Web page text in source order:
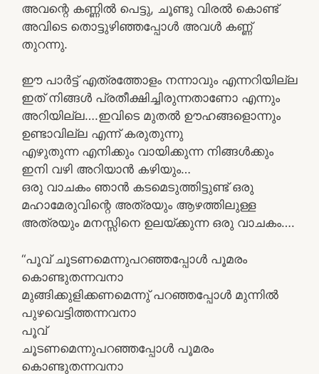
അവന്റെ കണ്ണിൽ പെട്ടു, ചൂണ്ടു വിരൽ കൊണ്ട്
അവിടെ തൊട്ടുഴിഞ്ഞപ്പോൾ അവൾ കണ്ണ്
തുറന്നു.
ഈ പാർട്ട് എത്രത്തോളം നന്നാവും എന്നറിയില്ല
ഇത് നിങ്ങൾ പ്രതീക്ഷിച്ചിരുന്നതാണോ എന്നും
അറിയില്ല….ഇവിടെ മുതൽ ഊഹങ്ങളൊന്നും
ഉണ്ടാവില്ല എന്ന് കരുതുന്നു
എഴുതുന്ന എനിക്കും വായിക്കുന്ന നിങ്ങൾക്കും
ഇനി വഴി അറിയാൻ കഴിയും…
ഒരു വാചകം ഞാൻ കടമെടുത്തിട്ടുണ്ട് ഒരു
മഹാമേരുവിന്റെ അത്രയും ആഴത്തിലുള്ള
അത്രയും മനസ്സിനെ ഉലയ്ക്കുന്ന ഒരു വാചകം….
“പൂവ് ചൂടണമെന്നുപറഞ്ഞപ്പോൾ പൂമരം
കൊണ്ടുതന്നവനാ
മുങ്ങിക്കുളിക്കണമെന്നു് പറഞ്ഞപ്പോൾ മുന്നിൽ
പുഴവെട്ടിത്തന്നവനാ
പൂവ്
ചൂടണമെന്നുപറഞ്ഞപ്പോൾ പൂമരം
കൊണ്ടുതന്നവനാ